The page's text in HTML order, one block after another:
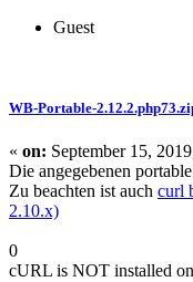
Guest
WB-Portable-
« on: September 15,
Die angegebenen
Zu beachten ist auch curl
2.10.x)
0
cURL is NOT installed